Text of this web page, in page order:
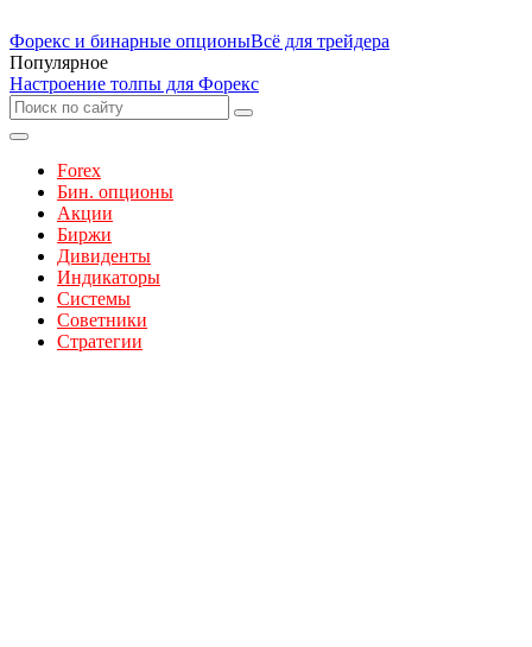
Форекс и бинарные опционыВсё для трейдера
Популярное
Настроение толпы для Форекс
Forex
Бин. опционы
Акции
Биржи
Дивиденты
Индикаторы
Системы
Советники
Стратегии